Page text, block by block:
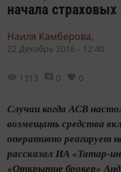
начала
Наиля Камберова,
22 Декабрь 2016 - 12:40
1313 0 0
Случаи когда АСВ
возмещать средства
оперативно реагирует
рассказал ИА «Татар-
«Открытие брокер»